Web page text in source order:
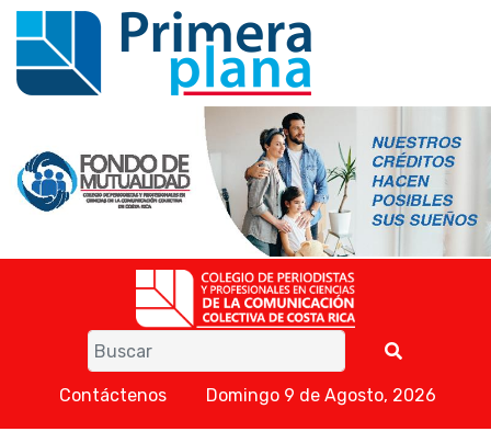
Contáctenos Domingo 9 de Agosto, 2026